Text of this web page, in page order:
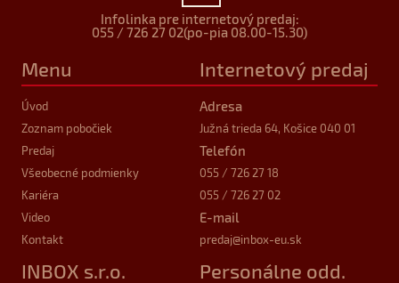
Infolinka pre internetový predaj:
055 / 726 27 02(po-pia 08.00-15.30)
Menu
Úvod
Zoznam pobočiek
Predaj
Všeobecné podmienky
Kariéra
Video
Kontakt
Internetový predaj
Adresa
Južná trieda 64, Košice 040 01
Telefón
055 / 726 27 18
055 / 726 27 02
E-mail
predaj@inbox-eu.sk
INBOX s.r.o. Personálne odd.